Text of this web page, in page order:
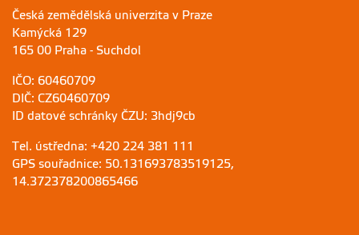
Česká zemědělská univerzita v Praze
Kamýcká 129
165 00 Praha - Suchdol
IČO: 60460709
DIČ: CZ60460709
ID datové schránky ČZU: 3hdj9cb
Tel. ústředna: +420 224 381 111
GPS souřadnice: 50.131693783519125,
14.372378200865466